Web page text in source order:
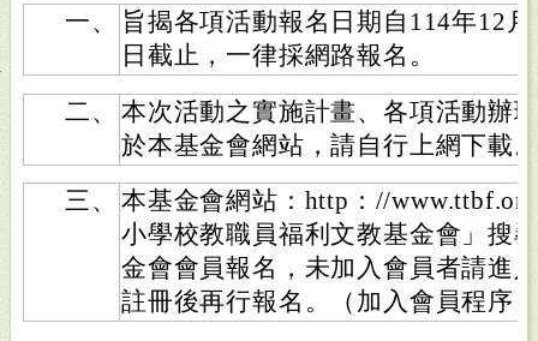
一、
旨揭各項活動報名日期自114年12
日截止，一律採網路報名。
二、
本次活動之實施計畫、各項活動辦
於本基金會網站，請自行上網下載
三、
本基金會網站：http：//
小學校教職員福利文教基金會」搜
金會會員報名，未加入會員者請進
註冊後再行報名。（加入會員程序